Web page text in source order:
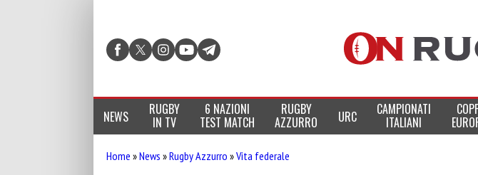
NEWS RUGBY
IN TV
6 NAZIONI
TEST MATCH
RUGBY
AZZURRO URC CAMPIONATI
ITALIANI
Home »News »Rugby Azzurro »Vita federale